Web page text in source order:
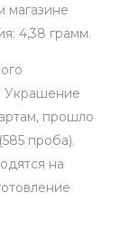
магазине
4,38 грамм.
Украшение
прошло
проба).
на